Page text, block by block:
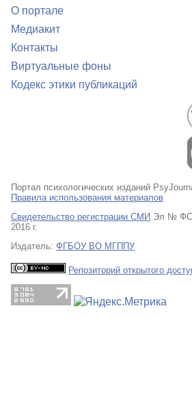
О портале
Медиакит
Контакты
Виртуальные фоны
Кодекс этики публикаций
Портал психологических изданий
Правила использования материалов
Свидетельство регистрации СМИ Эл №
2016 г.
Издатель: ФГБОУ ВО МГППУ
Репозиторий открытого